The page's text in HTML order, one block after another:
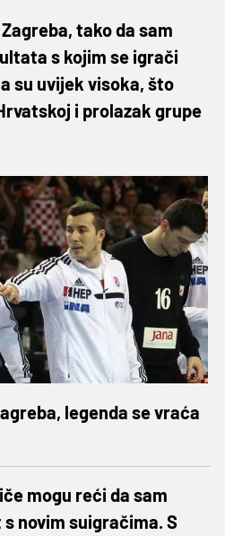
tako da sam
s kojim se igrači
su uvijek visoka, što
i prolazak grupe
legenda se vraća
mogu reći da sam
novim suigračima. S